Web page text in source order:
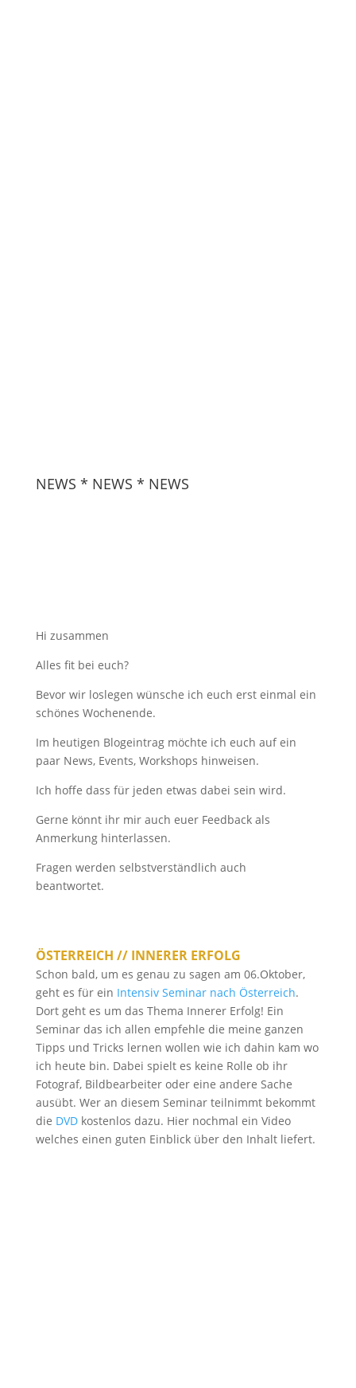
NEWS * NEWS * NEWS
Hi zusammen
Alles fit bei euch?
Bevor wir loslegen wünsche ich euch erst einmal ein
schönes Wochenende.
Im heutigen Blogeintrag möchte ich euch auf ein
paar News, Events, Workshops hinweisen.
Ich hoffe dass für jeden etwas dabei sein wird.
Gerne könnt ihr mir auch euer Feedback als
Anmerkung hinterlassen.
Fragen werden selbstverständlich auch
beantwortet.
ÖSTERREICH // INNERER ERFOLG
Schon bald, um es genau zu sagen am 06.Oktober,
geht es für ein Intensiv Seminar nach Österreich.
Dort geht es um das Thema Innerer Erfolg! Ein
Seminar das ich allen empfehle die meine ganzen
Tipps und Tricks lernen wollen wie ich dahin kam wo
ich heute bin. Dabei spielt es keine Rolle ob ihr
Fotograf, Bildbearbeiter oder eine andere Sache
ausübt. Wer an diesem Seminar teilnimmt bekommt
die DVDkostenlos dazu. Hier nochmal ein Video
welches einen guten Einblick über den Inhalt liefert.